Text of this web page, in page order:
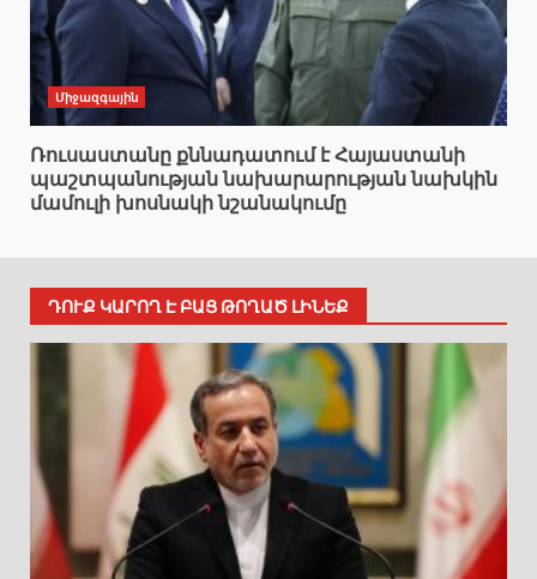
Միջազգային
Ռուսաստանը քննադատում է Հայաստանի
պաշտպանության նախարարության նախկին
մամուլի խոսնակի նշանակումը
ԴՈՒՔ ԿԱՐՈՂ Է ԲԱՑ ԹՈՂԱԾ ԼԻՆԵՔ